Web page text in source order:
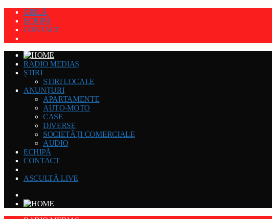
GRILĂ
ECHIPĂ
CONTACT
RADIO MEDIAȘ
ȘTIRI
STIRI LOCALE
ANUNȚURI
APARTAMENTE
AUTO-MOTO
CASE
DIVERSE
SOCIETĂȚI COMERCIALE
AUDIO
ECHIPĂ
CONTACT
ASCULTĂ LIVE